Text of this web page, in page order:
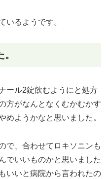
いるようです。
ール2錠飲むようにと処方
方がなんとなくむかむかす
めようかなと思いました。
で、合わせてロキソニンも
でいいものかと思いました
いいと病院から言われたの